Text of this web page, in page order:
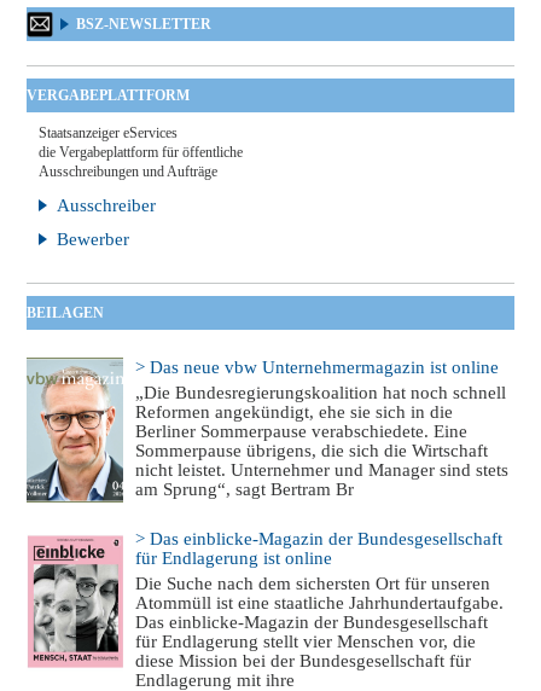
BSZ-NEWSLETTER
VERGABEPLATTFORM
Staatsanzeiger eServices
die Vergabeplattform für öffentliche
Ausschreibungen und Aufträge
Ausschreiber
Bewerber
BEILAGEN
> Das neue vbw Unternehmermagazin ist online
„Die Bundesregierungskoalition hat noch schnell
Reformen angekündigt, ehe sie sich in die
Berliner Sommerpause verabschiedete. Eine
Sommerpause übrigens, die sich die Wirtschaft
nicht leistet. Unternehmer und Manager sind stets
am Sprung“, sagt Bertram Br
> Das einblicke-Magazin der Bundesgesellschaft
für Endlagerung ist online
Die Suche nach dem sichersten Ort für unseren
Atommüll ist eine staatliche Jahrhundertaufgabe.
Das einblicke-Magazin der Bundesgesellschaft
für Endlagerung stellt vier Menschen vor, die
diese Mission bei der Bundesgesellschaft für
Endlagerung mit ihre